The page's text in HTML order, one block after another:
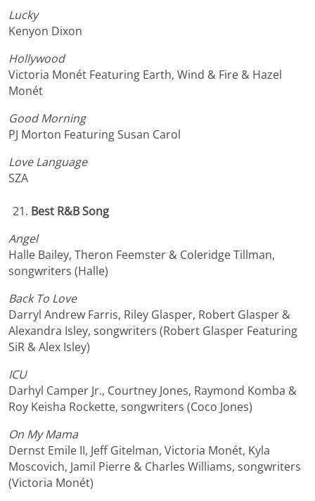
Lucky
Kenyon Dixon
Hollywood
Victoria Monét Featuring Earth, Wind & Fire & Hazel
Monét
Good Morning
PJ Morton Featuring Susan Carol
Love Language
SZA
Best R&B Song
Angel
Halle Bailey, Theron Feemster & Coleridge Tillman,
songwriters (Halle)
Back To Love
Darryl Andrew Farris, Riley Glasper, Robert Glasper &
Alexandra Isley, songwriters (Robert Glasper Featuring
SiR & Alex Isley)
ICU
Darhyl Camper Jr., Courtney Jones, Raymond Komba &
Roy Keisha Rockette, songwriters (Coco Jones)
On My Mama
Dernst Emile II, Jeff Gitelman, Victoria Monét, Kyla
Moscovich, Jamil Pierre & Charles Williams, songwriters
(Victoria Monét)